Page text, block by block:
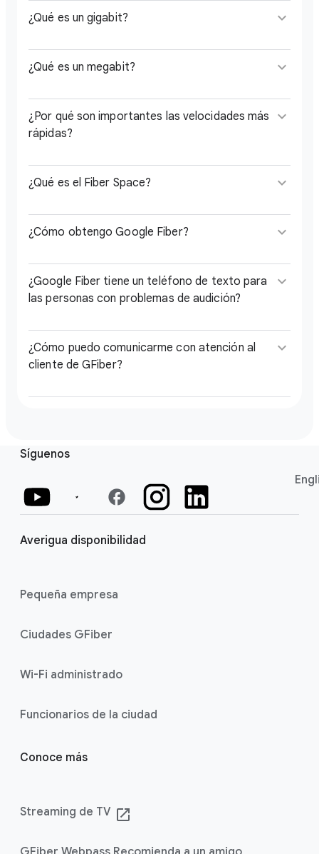
¿Qué es un gigabit? keyboard_arrow_down
¿Qué es un megabit? keyboard_arrow_down
¿Por qué son importantes las velocidades más
rápidas?
keyboard_arrow_down
¿Qué es el Fiber Space? keyboard_arrow_down
¿Cómo obtengo Google Fiber? keyboard_arrow_down
¿Google Fiber tiene un teléfono de texto para
las personas con problemas de audición?
keyboard_arrow_down
¿Cómo puedo comunicarme con atención al
cliente de GFiber?
keyboard_arrow_down
Síguenos
facebook
Averigua disponibilidad
Pequeña empresa
Ciudades GFiber
Wi-Fi administrado
Funcionarios de la ciudad
Conoce más
Streaming de TV launch